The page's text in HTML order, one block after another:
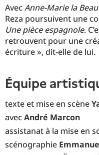
AvecAnne-Marie la
Reza poursuivent une
Une pièce espagnole.
retrouvent pour une
écriture », dit-elle de lui.
équipe
texte et mise en scène
avecAndré Marcon
assistanat à la mise en
scénographie